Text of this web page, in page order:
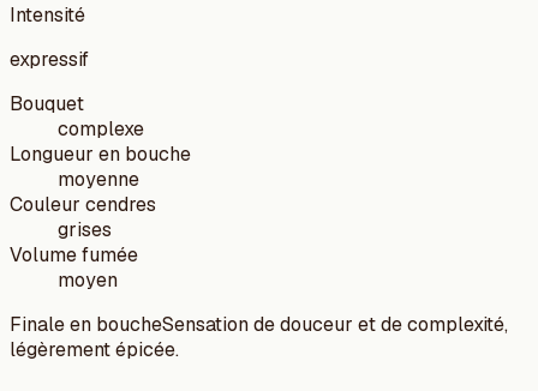
Intensité
expressif
Bouquet
complexe
Longueur en bouche
moyenne
Couleur cendres
grises
Volume fumée
moyen
Finale en boucheSensation de douceur et de complexité,
légèrement épicée.